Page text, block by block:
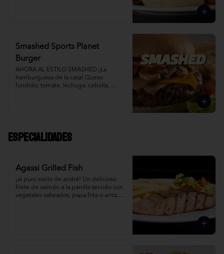
Smashed Sports Planet
Burger
AHORA AL ESTILO SMASHED ¡La
hamburguesa de la casa! Queso
fundido, tomate, lechuga, cebolla,
Especialidades
Agassi Grilled Fish
¡al puro estilo de andré! Un delicioso
filete de salmón a la parrilla servido con
vegetales salteados, papa frita o arroz te